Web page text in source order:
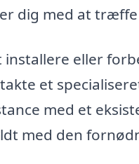
dig med at
installere eller
et
med et
med den